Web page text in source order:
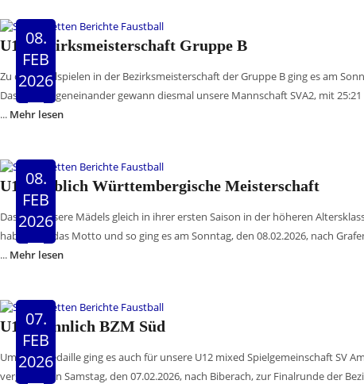
U10 Bezirksmeisterschaft Gruppe B
08.
FEB
2026
Zu den Finalspielen in der Bezirksmeisterschaft der Gruppe B ging es am
Das Spiel gegeneinander gewann diesmal unsere Mannschaft SVA2, mit
... Mehr lesen
U14 weiblich Württembergische Meisterschaft
08.
FEB
2026
Das sich unsere Mädels gleich in ihrer ersten Saison in der höheren
haben war das Motto und so ging es am Sonntag, den 08.02.2026, nach
... Mehr lesen
U12 männlich BZM Süd
07.
FEB
2026
Um eine Medaille ging es auch für unsere U12 mixed Spielgemeinschaft SV
vergangenen Samstag, den 07.02.2026, nach Biberach, zur Finalrunde der